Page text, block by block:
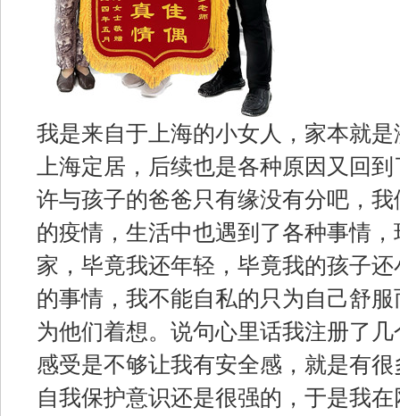
我是来自于上海的小女人，家本就
上海定居，后续也是各种原因又回
许与孩子的爸爸只有缘没有分吧，
的疫情，生活中也遇到了各种事情
家，毕竟我还年轻，毕竟我的孩子
的事情，我不能自私的只为自己舒
为他们着想。说句心里话我注册了
感受是不够让我有安全感，就是有
自我保护意识还是很强的，于是我